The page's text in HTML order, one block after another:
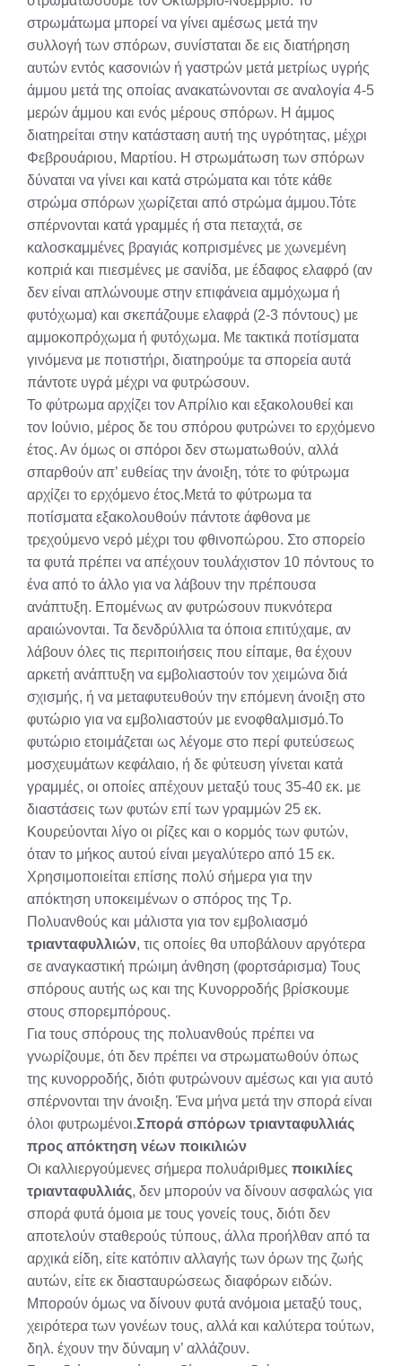
στρωμάτωμα μπορεί να γίνει αμέσως μετά την
συλλογή των σπόρων, συνίσταται δε εις διατήρηση
αυτών εντός κασονιών ή γαστρών μετά μετρίως υγρής
άμμου μετά της οποίας ανακατώνονται σε αναλογία 4-5
μερών άμμου και ενός μέρους σπόρων. Η άμμος
διατηρείται στην κατάσταση αυτή της υγρότητας, μέχρι
Φεβρουάριου, Μαρτίου. Η στρωμάτωση των σπόρων
δύναται να γίνει και κατά στρώματα και τότε κάθε
στρώμα σπόρων χωρίζεται από στρώμα άμμου.Τότε
σπέρνονται κατά γραμμές ή στα πεταχτά, σε
καλοσκαμμένες βραγιάς κοπρισμένες με χωνεμένη
κοπριά και πιεσμένες με σανίδα, με έδαφος ελαφρό (αν
δεν είναι απλώνουμε στην επιφάνεια αμμόχωμα ή
φυτόχωμα) και σκεπάζουμε ελαφρά (2-3 πόντους) με
αμμοκοπρόχωμα ή φυτόχωμα. Με τακτικά ποτίσματα
γινόμενα με ποτιστήρι, διατηρούμε τα σπορεία αυτά
πάντοτε υγρά μέχρι να φυτρώσουν.
Το φύτρωμα αρχίζει τον Απρίλιο και εξακολουθεί και
τον Ιούνιο, μέρος δε του σπόρου φυτρώνει το ερχόμενο
έτος. Αν όμως οι σπόροι δεν στωματωθούν, αλλά
σπαρθούν απ’ ευθείας την άνοιξη, τότε το φύτρωμα
αρχίζει το ερχόμενο έτος.Μετά το φύτρωμα τα
ποτίσματα εξακολουθούν πάντοτε άφθονα με
τρεχούμενο νερό μέχρι του φθινοπώρου. Στο σπορείο
τα φυτά πρέπει να απέχουν τουλάχιστον 10 πόντους το
ένα από το άλλο για να λάβουν την πρέπουσα
ανάπτυξη. Επομένως αν φυτρώσουν πυκνότερα
αραιώνονται. Τα δενδρύλλια τα όποια επιτύχαμε, αν
λάβουν όλες τις περιποιήσεις που είπαμε, θα έχουν
αρκετή ανάπτυξη να εμβολιαστούν τον χειμώνα διά
σχισμής, ή να μεταφυτευθούν την επόμενη άνοιξη στο
φυτώριο για να εμβολιαστούν με ενοφθαλμισμό.Το
φυτώριο ετοιμάζεται ως λέγομε στο περί φυτεύσεως
μοσχευμάτων κεφάλαιο, ή δε φύτευση γίνεται κατά
γραμμές, οι οποίες απέχουν μεταξύ τους 35-40 εκ. με
διαστάσεις των φυτών επί των γραμμών 25 εκ.
Κουρεύονται λίγο οι ρίζες και ο κορμός των φυτών,
όταν το μήκος αυτού είναι μεγαλύτερο από 15 εκ.
Χρησιμοποιείται επίσης πολύ σήμερα για την
απόκτηση υποκειμένων ο σπόρος της Τρ.
Πολυανθούς και μάλιστα για τον εμβολιασμό
τριανταφυλλιών, τις οποίες θα υποβάλουν αργότερα
σε αναγκαστική πρώιμη άνθηση (φορτσάρισμα) Τους
σπόρους αυτής ως και της Κυνορροδής βρίσκουμε
στους σπορεμπόρους.
Για τους σπόρους της πολυανθούς πρέπει να
γνωρίζουμε, ότι δεν πρέπει να στρωματωθούν όπως
της κυνορροδής, διότι φυτρώνουν αμέσως και για αυτό
σπέρνονται την άνοιξη. Ένα μήνα μετά την σπορά είναι
όλοι φυτρωμένοι.Σπορά σπόρων τριανταφυλλιάς
προς απόκτηση νέων ποικιλιών
Οι καλλιεργούμενες σήμερα πολυάριθμες ποικιλίες
τριανταφυλλιάς, δεν μπορούν να δίνουν ασφαλώς για
σπορά φυτά όμοια με τους γονείς τους, διότι δεν
αποτελούν σταθερούς τύπους, άλλα προήλθαν από τα
αρχικά είδη, είτε κατόπιν αλλαγής των όρων της ζωής
αυτών, είτε εκ διασταυρώσεως διαφόρων ειδών.
Μπορούν όμως να δίνουν φυτά ανόμοια μεταξύ τους,
χειρότερα των γονέων τους, αλλά και καλύτερα τούτων,
δηλ. έχουν την δύναμη ν’ αλλάζουν.